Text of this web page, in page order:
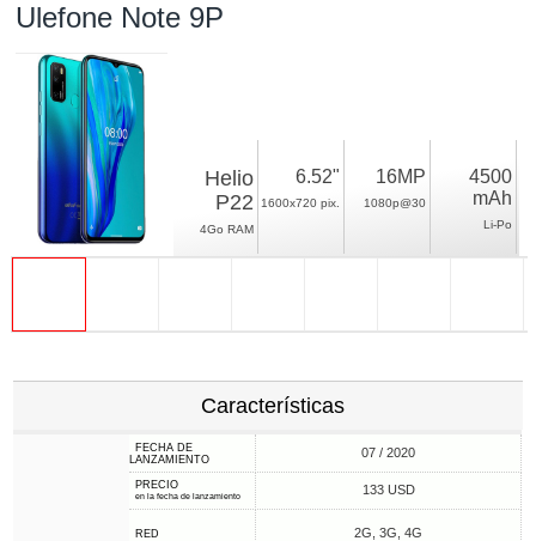
Ulefone Note 9P
Helio
P22
4Go RAM
6.52"
1600x720 pix.
16MP
1080p@30
4500
mAh
Li-Po
Características
FECHA DE
LANZAMIENTO
07 / 2020
PRECIO
en la fecha de lanzamiento 133 USD
RED 2G, 3G, 4G